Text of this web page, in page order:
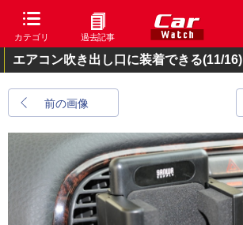
カテゴリ 過去記事
エアコン吹き出し口に装着できる(11/16)
前の画像